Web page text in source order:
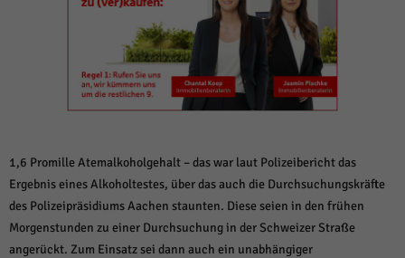
1,6 Promille Atemalkoholgehalt – das war laut Polizeibericht das
Ergebnis eines Alkoholtestes, über das auch die Durchsuchungskräfte
des Polizeipräsidiums Aachen staunten. Diese seien in den frühen
Morgenstunden zu einer Durchsuchung in der Schweizer Straße
angerückt. Zum Einsatz sei dann auch ein unabhängiger
Alle akzeptieren Speichern und weiter
Zurück
Datenschutzeinstellungen
Essenzielle Cookies ermöglichen grundlegende Funktionen und sind für die
einwandfreie Funktion der Website erforderlich.
Cookie-Informationen anzeigen
Statistiken (1)